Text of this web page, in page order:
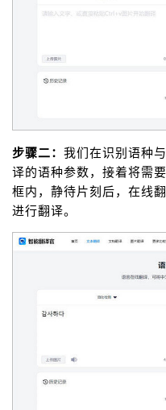
步骤二： 我们在识别语种
译的语种参数，接着将需
框内，静待片刻后，在线
进行翻译。